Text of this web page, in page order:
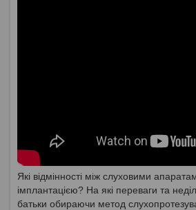
Які відмінності між слуховими
імплантацією? На які переваги та
батьки обираючи метод